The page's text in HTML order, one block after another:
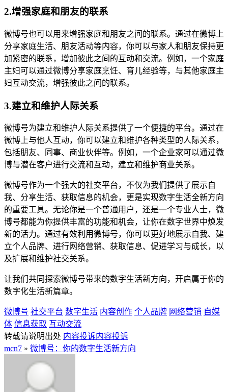
2.增强家庭和朋友的联系
微博号也可以用来增强家庭和朋友之间的联系。通过在微博上
分享家庭生活、朋友活动等内容，你可以与家人和朋友保持更
加紧密的联系，增加彼此之间的互动和交流。例如，一个家庭
主妇可以通过微博分享家庭烹饪、育儿经验等，与其他家庭主
妇互动交流，增强彼此之间的联系。
3.建立和维护人际关系
微博号为建立和维护人际关系提供了一个便捷的平台。通过在
微博上与他人互动，你可以建立和维护各种类型的人际关系，
包括朋友、同事、商业伙伴等。例如，一个企业家可以通过微
博与潜在客户进行交流和互动，建立和维护商业关系。
微博号作为一个强大的社交平台，不仅为我们提供了展示自
我、分享生活、获取信息的机会，更是实现数字生活全新方向
的重要工具。无论你是一个普通用户，还是一个专业人士，微
博号都能为你提供丰富的功能和机会，让你在数字世界中焕发
新的活力。通过有效利用微博号，你可以更好地展示自我、建
立个人品牌、进行网络营销、获取信息、促进学习与成长，以
及扩展和维护社交关系。
让我们共同探索微博号带来的数字生活新方向，开启属于你的
数字化生活新篇章。
微博号 社交平台 数字生活 内容创作 个人品牌 网络营销 自媒
体 信息获取 互动交流
转载请说明出处 内容投诉内容投诉
mcn7 » 微博号：你的数字生活新方向